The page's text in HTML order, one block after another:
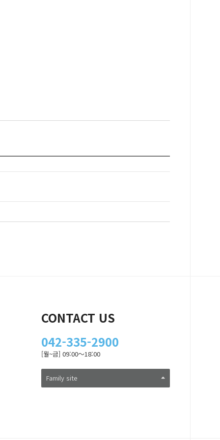
CONTACT US
042-335-2900
[월~금] 09:00～18:00
Family site